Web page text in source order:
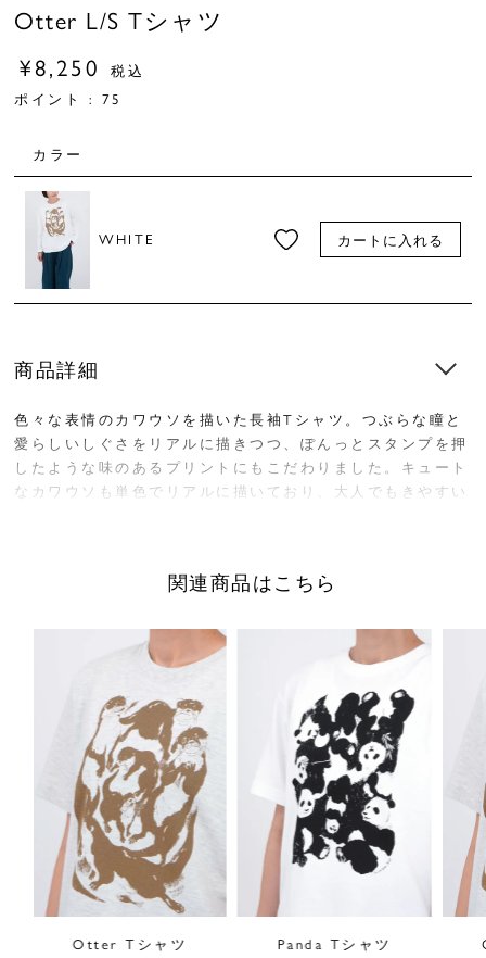
Otter L/S Tシャツ
¥ 8,250
税込
ポイント : 75
カラー
WHITE カートに入れる
商品詳細
色々な表情のカワウソを描いた長袖Tシャツ。つぶらな瞳と
愛らしいしぐさをリアルに描きつつ、ぽんっとスタンプを押
したような味のあるプリントにもこだわりました。キュート
なカワウソも単色でリアルに描いており、大人でもきやすい
ルスタイルにぴったり。一枚で、羽織と合わせて、ロングシ
素材／綿100%
原産国／日本
01FF003220
採寸について
商品についてのお問い合わせ
ショッピングガイドはこちら
関連商品はこちら
Otter Tシャツ
Panda Tシャツ